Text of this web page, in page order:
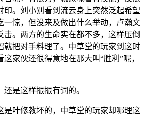
印。刘小别看到流云身上突然泛起希望
一惊，但没来及做出什么举动，卢瀚文
击。两方的生命实在都不多，这样压倒
就把对手料理了。中草堂的玩家到这时
家伙还很得意地在那大叫“胜利”呢，
是这样振振有词的。
是叶修教坏的，中草堂的玩家却哪理这